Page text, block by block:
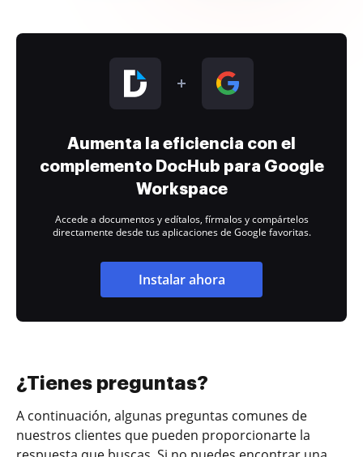
Aumenta la eficiencia con el
complemento DocHub para Google
Workspace
Accede a documentos y edítalos, fírmalos y compártelos
directamente desde tus aplicaciones de Google favoritas.
Instalar ahora
¿Tienes preguntas?
A continuación, algunas preguntas comunes de
nuestros clientes que pueden proporcionarte la